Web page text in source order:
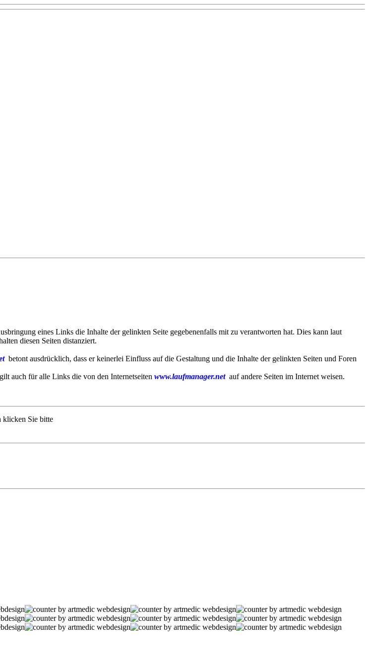
eines Links die Inhalte der gelinkten Seite gegebenenfalls mit zu verantworten hat. Dies kann laut
diesen Seiten distanziert.
betont ausdrücklich, dass er keinerlei Einfluss auf die Gestaltung und die Inhalte der gelinkten Seiten und Foren
auch für alle Links die von den Internetseiten www.laufmanager.net auf andere Seiten im Internet weisen.
klicken Sie bitte